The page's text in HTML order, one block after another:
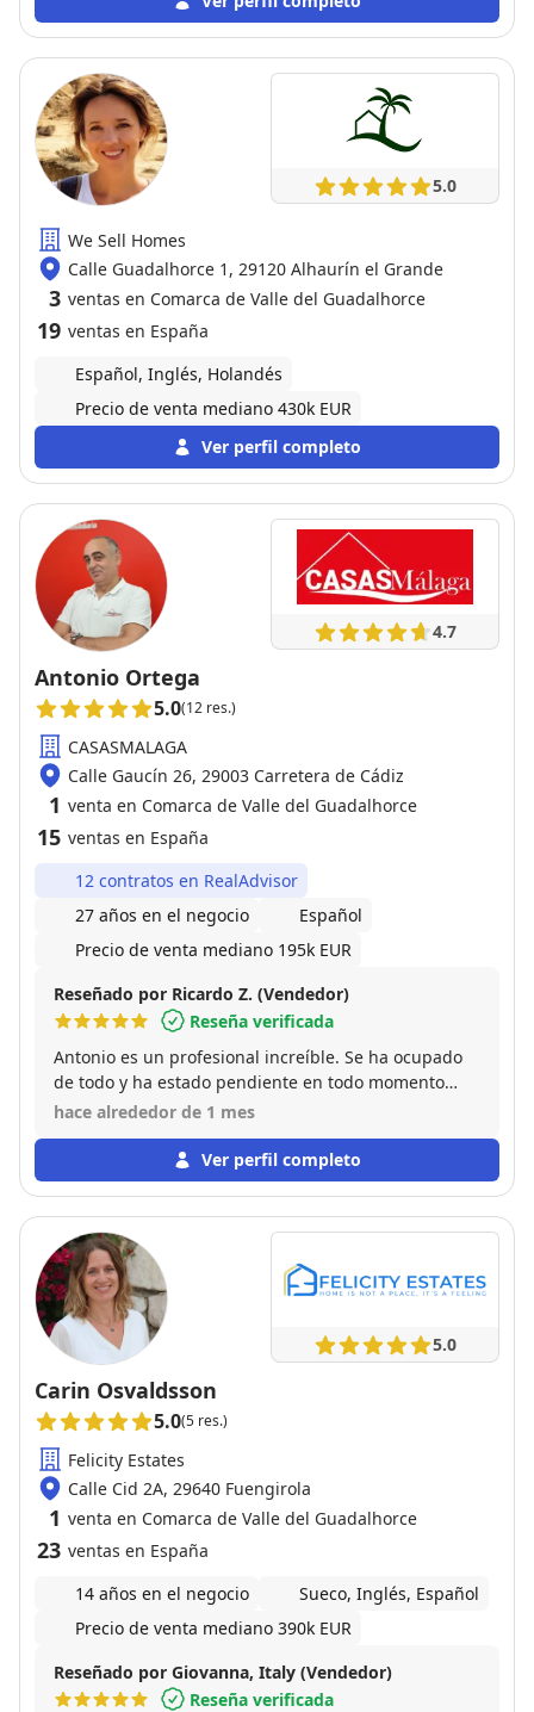
5.0
We Sell Homes
Calle Guadalhorce 1, 29120 Alhaurín el Grande
3 ventas en Comarca de Valle del Guadalhorce
19 ventas en España
Español, Inglés, Holandés
Precio de venta mediano 430k EUR
Ver perfil completo
4.7
Antonio Ortega
5.0(12 res.)
CASASMALAGA
Calle Gaucín 26, 29003 Carretera de Cádiz
1 venta en Comarca de Valle del Guadalhorce
15 ventas en España
12 contratos en RealAdvisor
27 años en el negocio
Español
Precio de venta mediano 195k EUR
Reseñado por Ricardo Z. (Vendedor)
Reseña verificada
Antonio es un profesional increíble. Se ha ocupado
de todo y ha estado pendiente en todo momento
incluso de gestionar con la notaría toda la
un par de malentendidos. Súper recomendable. Mis
próximas transacciones contaré con el.
hace alrededor de 1 mes
Ver perfil completo
5.0
Carin Osvaldsson
5.0(5 res.)
Felicity Estates
Calle Cid 2A, 29640 Fuengirola
1 venta en Comarca de Valle del Guadalhorce
23 ventas en España
14 años en el negocio
Sueco, Inglés, Español
Precio de venta mediano 390k EUR
Reseñado por Giovanna, Italy (Vendedor)
Reseña verificada